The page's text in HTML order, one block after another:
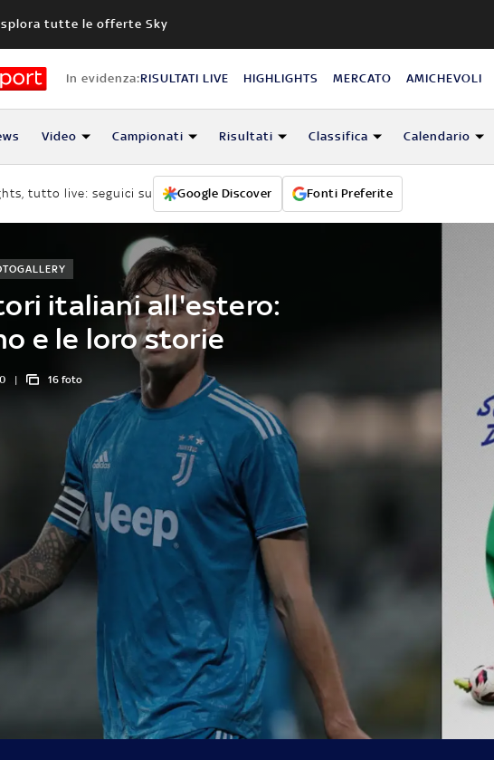
tutte le offerte Sky
In evidenza:RISULTATI LIVE HIGHLIGHTS MERCATO AMICHEVOLI
Video Campionati Risultati Classifica Calendario
tutto live: seguici su Google Discover Fonti Preferite
italiani all'estero:
e le loro storie
16 foto